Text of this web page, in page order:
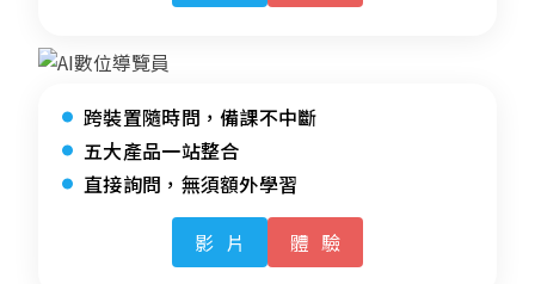
跨裝置隨時問，備課不中斷
五大產品一站整合
直接詢問，無須額外學習
影片 體驗